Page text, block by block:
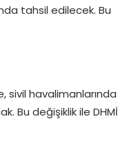
tahsil edilecek. Bu
sivil havalimanlarında
Bu değişiklik ile DHMİ